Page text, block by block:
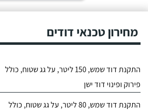
מחירון טכנאי דודים
התקנת דוד שמש, 150 ליטר, על גג שטוח, כולל
פירוק ופינוי דוד ישן
התקנת דוד שמש, 80 ליטר, על גג שטוח, כולל